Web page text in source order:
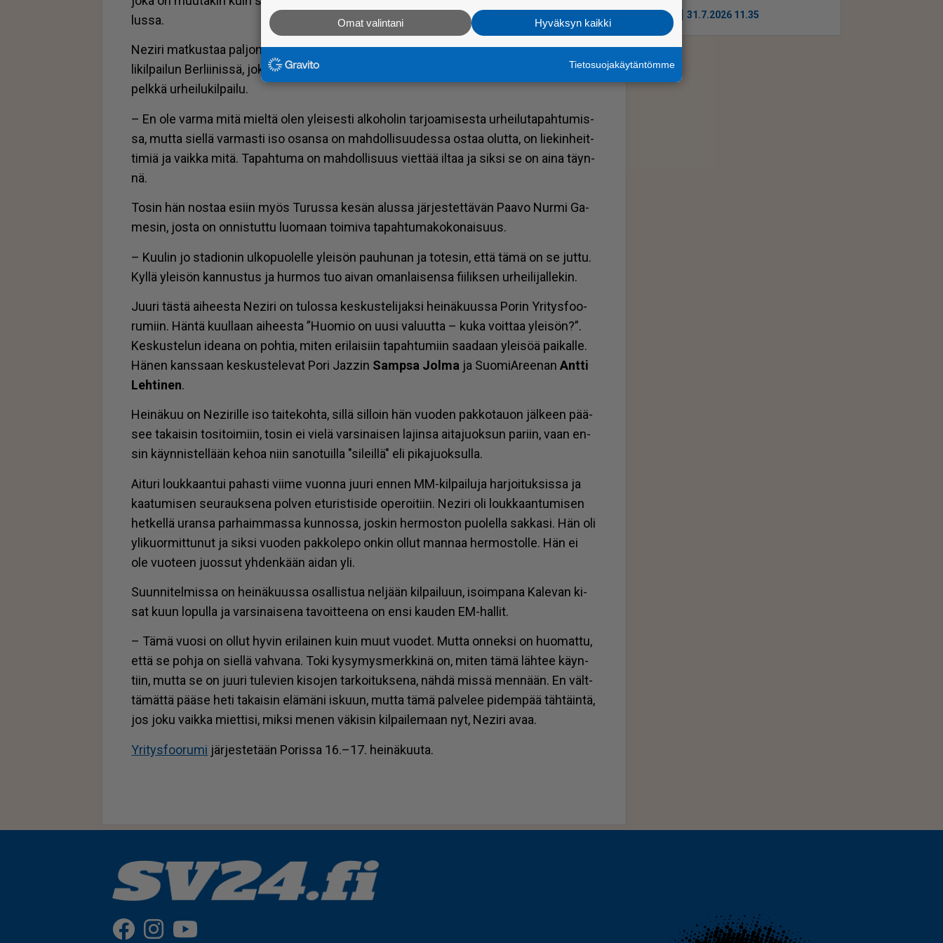
lus­sa.
Ne­zi­ri mat­kus­taa pal­jon myös ul­ko­mail­la hal­li­ki­sois­sa ja nos­taa eri­tyi­ses­ti erään hal­
li­kil­pai­lun Ber­lii­nis­sä, joka on juu­ri­kin ko­ko­nai­suu­des­saan ta­pah­tu­ma enem­män kuin
pelk­kä ur­hei­lu­kil­pai­lu.
– En ole var­ma mitä miel­tä olen ylei­ses­ti al­ko­ho­lin tar­jo­a­mi­ses­ta ur­hei­lu­ta­pah­tu­mis­
sa, mut­ta siel­lä var­mas­ti iso osan­sa on mah­dol­li­suu­des­sa os­taa olut­ta, on lie­kin­heit­
ti­miä ja vaik­ka mitä. Ta­pah­tu­ma on mah­dol­li­suus viet­tää il­taa ja sik­si se on ai­na täyn­
nä.
To­sin hän nos­taa esiin myös Tu­rus­sa ke­sän alus­sa jär­jes­tet­tä­vän Paa­vo Nur­mi Ga­
me­sin, jos­ta on on­nis­tut­tu luo­maan toi­mi­va ta­pah­tu­ma­ko­ko­nai­suus.
– Kuu­lin jo sta­di­o­nin ul­ko­puo­lel­le ylei­sön pau­hu­nan ja to­te­sin, et­tä tämä on se jut­tu.
Kyl­lä ylei­sön kan­nus­tus ja hur­mos tuo ai­van oman­lai­sen­sa fii­lik­sen ur­hei­li­jal­le­kin.
Juu­ri täs­tä ai­hees­ta Ne­zi­ri on tu­los­sa kes­kus­te­li­jak­si hei­nä­kuus­sa Po­rin Yri­tys­foo­
ru­miin. Hän­tä kuul­laan ai­hees­ta ”Huo­mio on uu­si va­luut­ta – kuka voit­taa ylei­sön?”.
Kes­kus­te­lun ide­a­na on poh­tia, mi­ten eri­lai­siin ta­pah­tu­miin saa­daan ylei­söä pai­kal­le.
Hä­nen kans­saan kes­kus­te­le­vat Pori Jaz­zin Samp­sa Jol­ma ja Suo­mi­A­ree­nanAnt­ti
Leh­ti­nen.
Hei­nä­kuu on Ne­zi­ril­le iso tai­te­koh­ta, sil­lä sil­loin hän vuo­den pak­ko­tau­on jäl­keen pää­
see ta­kai­sin to­si­toi­miin, to­sin ei vie­lä var­si­nai­sen la­jin­sa ai­ta­juok­sun pa­riin, vaan en­
sin käyn­nis­tel­lään ke­hoa niin sa­no­tuil­la "si­leil­lä" eli pi­ka­juok­sul­la.
Ai­tu­ri louk­kaan­tui pa­has­ti vii­me vuon­na juu­ri en­nen MM-kil­pai­lu­ja har­joi­tuk­sis­sa ja
kaa­tu­mi­sen seu­rauk­se­na pol­ven etu­ris­ti­si­de ope­roi­tiin. Ne­zi­ri oli louk­kaan­tu­mi­sen
het­kel­lä uran­sa par­haim­mas­sa kun­nos­sa, jos­kin her­mos­ton puo­lel­la sak­ka­si. Hän oli
yli­kuor­mit­tu­nut ja sik­si vuo­den pak­ko­le­po on­kin ol­lut man­naa her­mos­tol­le. Hän ei
ole vuo­teen juos­sut yh­den­kään ai­dan yli.
Suun­ni­tel­mis­sa on hei­nä­kuus­sa osal­lis­tua nel­jään kil­pai­luun, isoim­pa­na Ka­le­van ki­
sat kuun lo­pul­la ja var­si­nai­se­na ta­voit­tee­na on en­si kau­den EM-hal­lit.
– Tämä vuo­si on ol­lut hy­vin eri­lai­nen kuin muut vuo­det. Mut­ta on­nek­si on huo­mat­tu,
et­tä se poh­ja on siel­lä vah­va­na. Toki ky­sy­mys­merk­ki­nä on, mi­ten tämä läh­tee käyn­
tiin, mut­ta se on juu­ri tu­le­vien ki­so­jen tar­koi­tuk­se­na, näh­dä mis­sä men­nään. En vält­
tä­mät­tä pää­se heti ta­kai­sin elä­mä­ni is­kuun, mut­ta tämä pal­ve­lee pi­dem­pää täh­täin­tä,
jos joku vaik­ka miet­ti­si, mik­si me­nen vä­ki­sin kil­pai­le­maan nyt, Ne­zi­ri avaa.
Yri­tys­foo­ru­mi jär­jes­te­tään Po­ris­sa 16.–17. hei­nä­kuu­ta.
Uutiset 31.7.2026 11.35
Hyväksyn kaikki
Omat valintani
Tietosuojakäytäntömme